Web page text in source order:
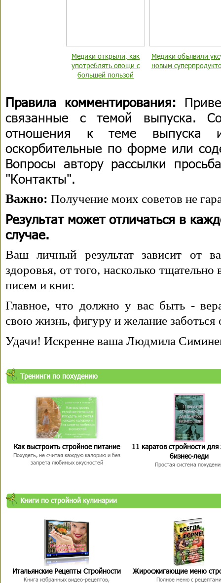
Медики открыли, как
употреблять овощи с
большей пользой
Медики объявили
новым
Правила комментирования:
связанные с темой выпуска.
отношения к теме выпуска
оскорбительные по форме или
Вопросы автору рассылки
"Контакты".
Важно: Получение моих советов не
Результат может отличаться в
случае.
Ваш личный результат зависит от
здоровья, от того, насколько
писем и книг.
Главное, что должно у вас быть -
свою жизнь, фигуру и желание заботься
Удачи! Искренне ваша Людмила
Тренинги по похудению
Как выстроить стройное питание
Похудеть, не считая каждую калорию и без
запрета любимых вкусностей
11 каратов стройности для
бизнес-леди
Простая система
Книги по стройной кулинарии
Итальянские Рецепты Стройности
Книга избранных видео-рецептов,
Жиросжигающие меню
Полное меню с рецептами